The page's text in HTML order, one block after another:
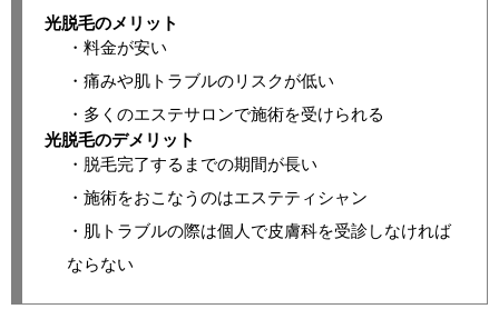
光脱毛のメリット
・料金が安い
・痛みや肌トラブルのリスクが低い
・多くのエステサロンで施術を受けられる
光脱毛のデメリット
・脱毛完了するまでの期間が長い
・施術をおこなうのはエステティシャン
・肌トラブルの際は個人で皮膚科を受診しなければ
ならない